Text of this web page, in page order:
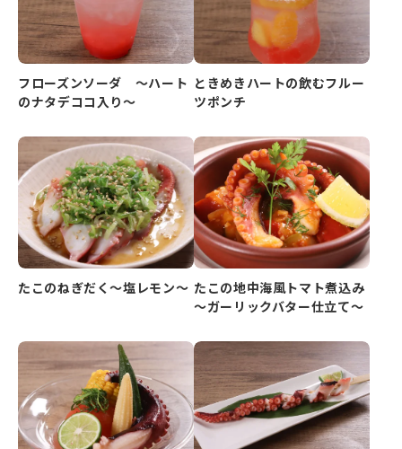
フローズンソーダ ～ハート
のナタデココ入り～
ときめきハートの飲むフルー
ツポンチ
たこのねぎだく～塩レモン～ たこの地中海風トマト煮込み
～ガーリックバター仕立て～